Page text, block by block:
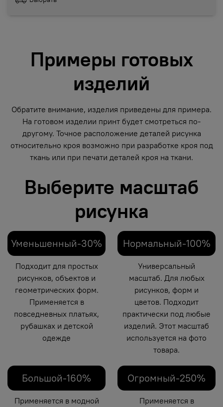
Примеры готовых
изделий
Обратите внимание, изделия приведены для примера.
На готовом изделии принт будет смотреться по-
другому. Точное расположение деталей рисунка
относительно кроя возможно при разработке кроя под
ткань или при печати деталей кроя на ткани.
Выберите масштаб
рисунка
Уменьшенный-30%
Подходит для простых
рисунков, объектов и
геометрических форм.
Применяется в
повседневных платьях,
рубашках и детской
одежде
Нормальный-100%
Универсальный
масштаб. Для любых
рисунков, форм и
цветов. Подходит
практически под любые
изделий. Этот масштаб
используется на фото
товара.
Большой-160%
Применяется в модной
Огромный-250%
Применяется в